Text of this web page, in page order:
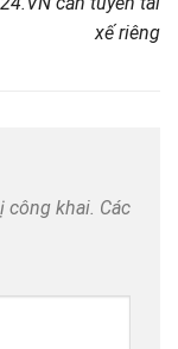
xế riêng
công khai. Các